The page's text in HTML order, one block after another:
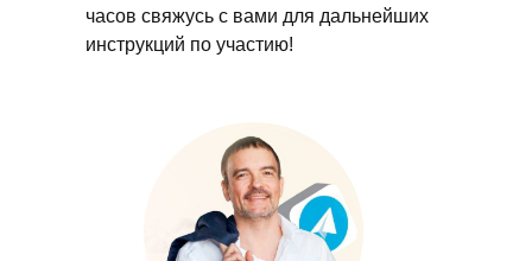
часов свяжусь с вами для дальнейших
инструкций по участию!